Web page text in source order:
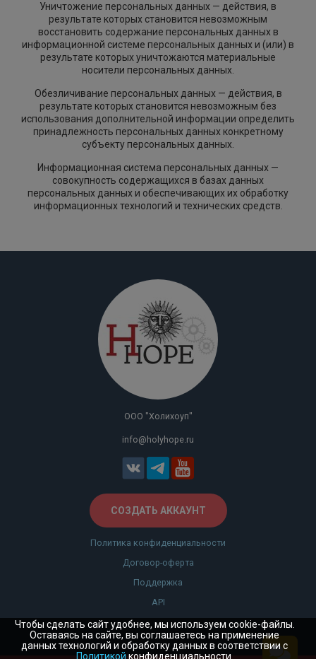
Уничтожение персональных данных — действия, в
результате которых становится невозможным
восстановить содержание персональных данных в
информационной системе персональных данных и (или) в
результате которых уничтожаются материальные
носители персональных данных.
Обезличивание персональных данных — действия, в
результате которых становится невозможным без
использования дополнительной информации определить
принадлежность персональных данных конкретному
субъекту персональных данных.
Информационная система персональных данных —
совокупность содержащихся в базах данных
персональных данных и обеспечивающих их обработку
информационных технологий и технических средств.
ООО "Холихоуп"
info@holyhope.ru
СОЗДАТЬ АККАУНТ
Политика конфиденциальности
Договор-оферта
Поддержка
API
Чтобы сделать сайт удобнее, мы используем cookie-файлы.
Оставаясь на сайте, вы соглашаетесь на применение
данных технологий и обработку данных в соответствии с
Политикой конфиденциальности.